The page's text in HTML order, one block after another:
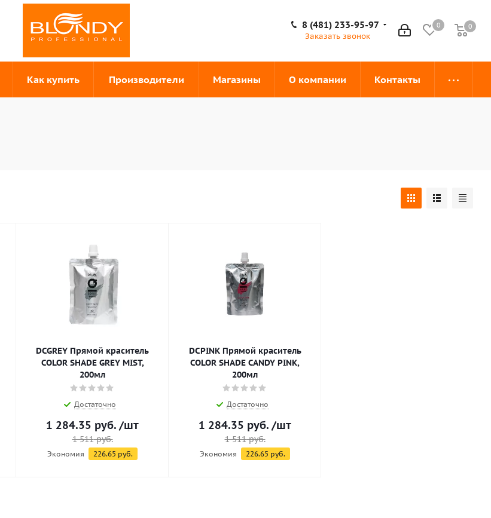
0 0
0
8 (481) 233-95-97
Заказать звонок
Как купить Производители Магазины О компании Контакты
DCGREY Прямой краситель
COLOR SHADE GREY MIST,
200мл
Достаточно
1 284.35 руб. /шт
1 511руб.
Экономия 226.65 руб.
DCPINK Прямой краситель
COLOR SHADE CANDY PINK,
200мл
Достаточно
1 284.35 руб. /шт
1 511руб.
Экономия 226.65 руб.